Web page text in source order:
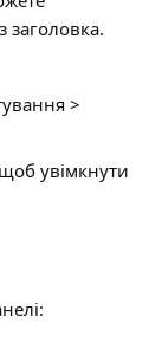
заголовка.
>
увімкнути